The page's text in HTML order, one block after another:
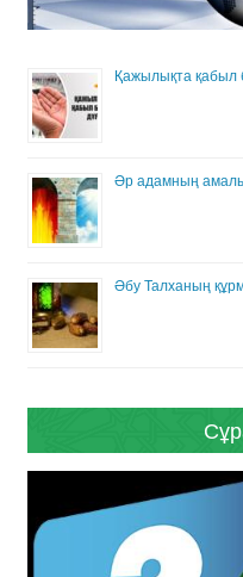
Қажылықта қабыл
Әр адамның
Әбу Талханың